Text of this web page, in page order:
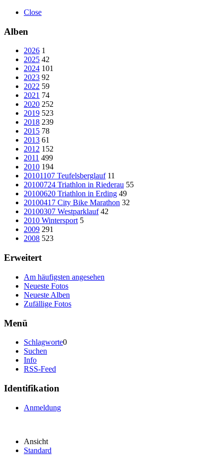
Close
Alben
2026 1
2025 42
2024 101
2023 92
2022 59
2021 74
2020 252
2019 523
2018 239
2015 78
2013 61
2012 152
2011 499
2010 194
20101107 Teufelsberglauf 11
20100724 Triathlon in Riederau 55
20100620 Triathlon in Erding 49
20100417 City Bike Marathon 32
20100307 Westparklauf 42
2010 Wintersport 5
2009 291
2008 523
Erweitert
Am häufigsten angesehen
Neueste Fotos
Neueste Alben
Zufällige Fotos
Menü
Schlagworte0
Suchen
Info
RSS-Feed
Identifikation
Anmeldung
Ansicht
Standard